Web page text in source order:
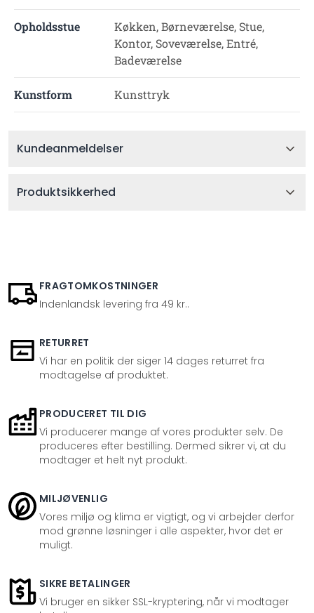
Opholdsstue
Køkken, Børneværelse, Stue,
Kontor, Soveværelse, Entré,
Badeværelse
Kunstform Kunsttryk
Kundeanmeldelser
Produktsikkerhed
FRAGTOMKOSTNINGER
Indenlandsk levering fra 49 kr..
RETURRET
Vi har en politik der siger 14 dages returret fra
modtagelse af produktet.
PRODUCERET TIL DIG
Vi producerer mange af vores produkter selv. De
produceres efter bestilling. Dermed sikrer vi, at du
modtager et helt nyt produkt.
MILJØVENLIG
Vores miljø og klima er vigtigt, og vi arbejder derfor
mod grønne løsninger i alle aspekter, hvor det er
muligt.
SIKRE BETALINGER
Vi bruger en sikker SSL-kryptering, når vi modtager